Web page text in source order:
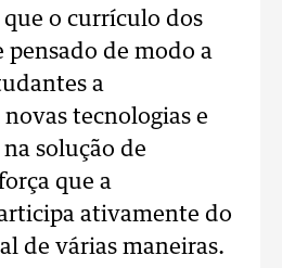
que o currículo dos
pensado de modo a
a
tecnologias e
solução de
que a
ativamente do
de várias maneiras.